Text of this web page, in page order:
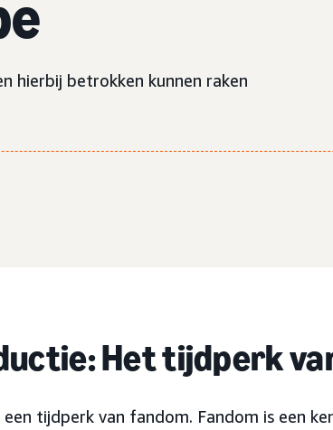
hierbij betrokken kunnen raken
Het tijdperk
een tijdperk van fandom. Fandom is een